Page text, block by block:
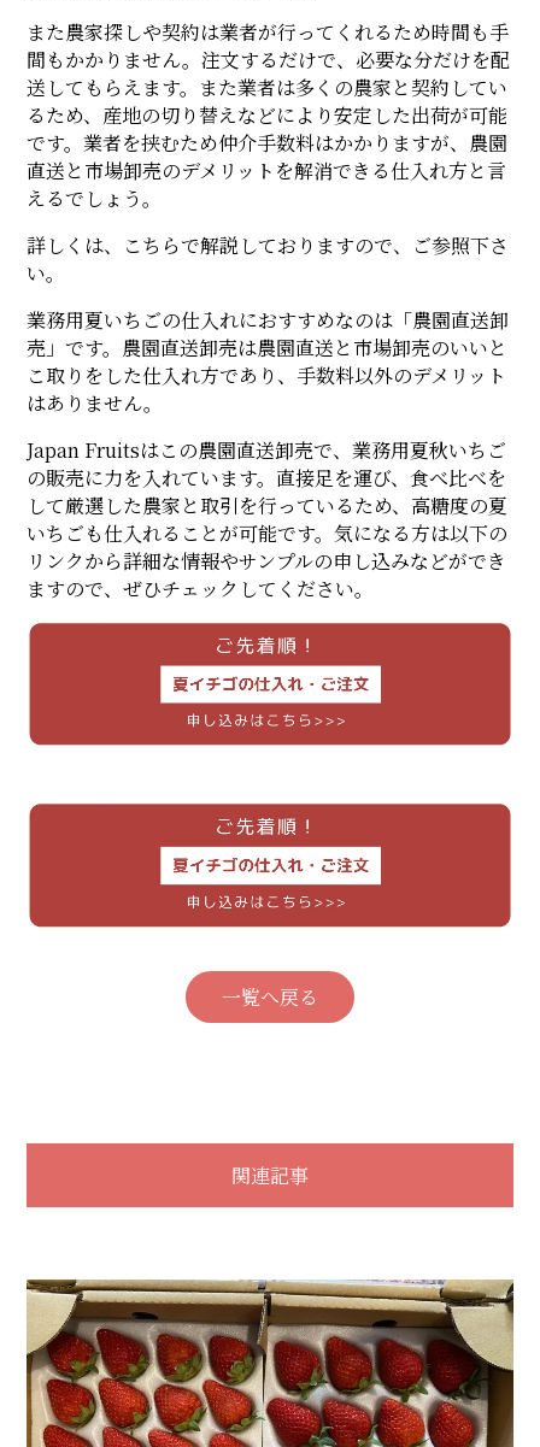
また農家探しや契約は業者が行ってくれるため時間も手
間もかかりません。注文するだけで、必要な分だけを配
送してもらえます。また業者は多くの農家と契約してい
るため、産地の切り替えなどにより安定した出荷が可能
です。業者を挟むため仲介手数料はかかりますが、農園
直送と市場卸売のデメリットを解消できる仕入れ方と言
えるでしょう。
詳しくは、
こちらで解説しておりますので、ご参照下さ
い。
業務用夏いちごの仕入れにおすすめなのは「農園直送卸
売」です。農園直送卸売は農園直送と市場卸売のいいと
こ取りをした仕入れ方であり、手数料以外のデメリット
はありません。
Japan Fruitsはこの農園直送卸売で、業務用夏秋いちご
の販売に力を入れています。直接足を運び、食べ比べを
して厳選した農家と取引を行っているため、高糖度の夏
いちごも仕入れることが可能です。気になる方は以下の
リンクから詳細な情報やサンプルの申し込みなどができ
ますので、ぜひチェックしてください。
一覧へ戻る
関連記事